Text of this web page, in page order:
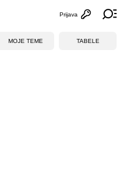
Otvori
Prijava
MOJE TEME TABELE